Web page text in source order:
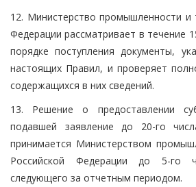
12. Министерство промышленности и
Федерации рассматривает в течение
порядке поступления документы,
настоящих Правил, и проверяет
содержащихся в них сведений.
13. Решение о предоставлении
подавшей заявление до 20-го
принимается Министерством
Российской Федерации до 5-го
следующего за отчетным периодом.